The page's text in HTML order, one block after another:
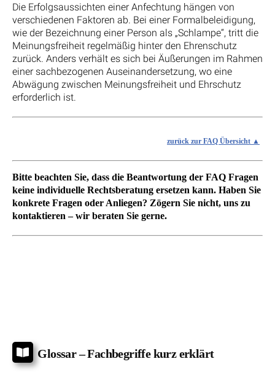
Die Erfolgsaussichten einer Anfechtung hängen von
verschiedenen Faktoren ab. Bei einer Formalbeleidigung,
wie der Bezeichnung einer Person als „Schlampe“, tritt die
Meinungsfreiheit regelmäßig hinter den Ehrenschutz
zurück. Anders verhält es sich bei Äußerungen im Rahmen
einer sachbezogenen Auseinandersetzung, wo eine
Abwägung zwischen Meinungsfreiheit und Ehrschutz
erforderlich ist.
zurück zur FAQ Übersicht
Bitte beachten Sie, dass die Beantwortung der FAQ Fragen
keine individuelle Rechtsberatung ersetzen kann. Haben Sie
konkrete Fragen oder Anliegen? Zögern Sie nicht, uns zu
kontaktieren – wir beraten Sie gerne.
Glossar – Fachbegriffe kurz erklärt